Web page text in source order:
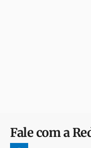
Fale com a